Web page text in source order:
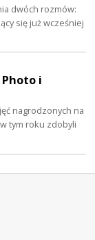
dwóch rozmów:
się już wcześniej
Photo i
nagrodzonych na
tym roku zdobyli